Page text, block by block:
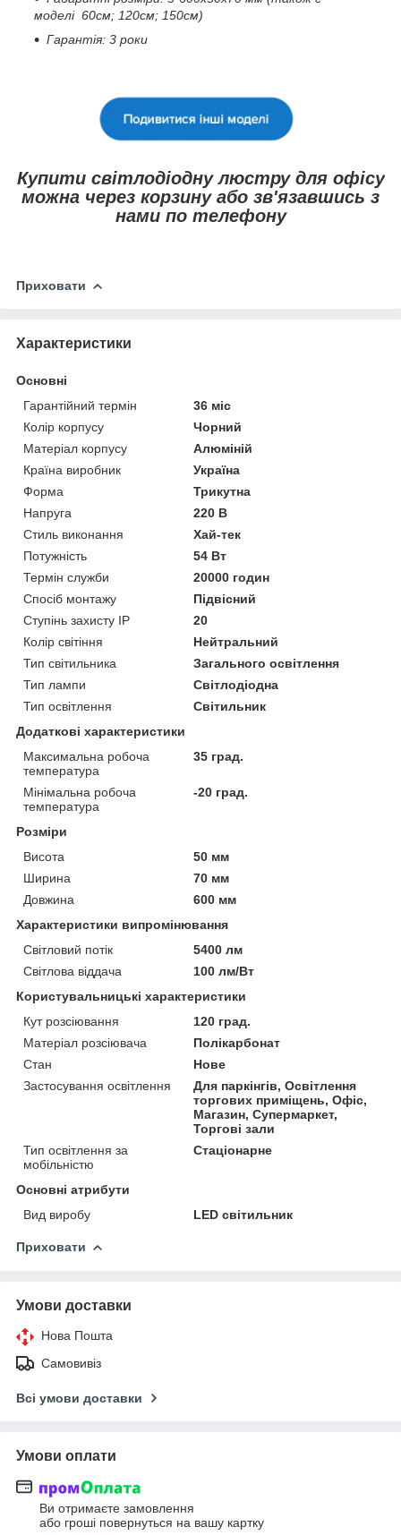
моделі 60см; 120см; 150см)
Гарантія: 3 роки
Купити світлодіодну люстру для офісу
можна через корзину або зв'язавшись з
нами по телефону
Приховати
Характеристики
Основні
Гарантійний термін
36 міс
Колір корпусу
Чорний
Матеріал корпусу
Алюміній
Країна виробник
Україна
Форма
Трикутна
Напруга
220 В
Стиль виконання
Хай-тек
Потужність
54 Вт
Термін служби
20000 годин
Спосіб монтажу
Підвісний
Ступінь захисту IP
20
Колір світіння
Нейтральний
Тип світильника
Загального освітлення
Тип лампи
Світлодіодна
Тип освітлення
Світильник
Додаткові характеристики
Максимальна робоча
температура
35 град.
Мінімальна робоча
температура
-20 град.
Розміри
Висота
50 мм
Ширина
70 мм
Довжина
600 мм
Характеристики випромінювання
Світловий потік
5400 лм
Світлова віддача
100 лм/Вт
Користувальницькі характеристики
Кут розсіювання
120 град.
Матеріал розсіювача
Полікарбонат
Стан
Нове
Застосування освітлення
Для паркінгів, Освітлення
торгових приміщень, Офіс,
Магазин, Супермаркет,
Торгові зали
Тип освітлення за
мобільністю
Стаціонарне
Основні атрибути
Вид виробу
LED світильник
Приховати
Умови доставки
Нова Пошта
Самовивіз
Всі умови доставки
Умови оплати
Ви отримаєте замовлення
або гроші повернуться на вашу картку